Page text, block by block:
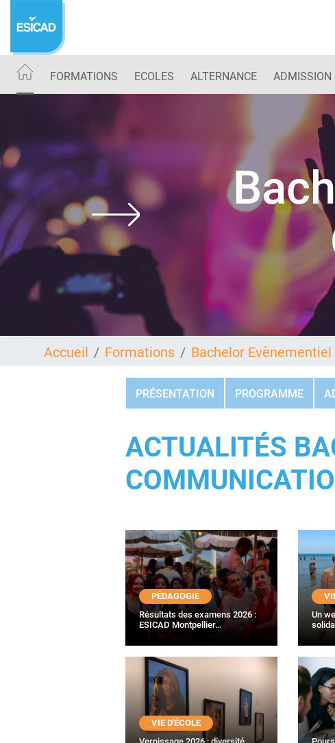
contenu
FORMATIONS ECOLES ALTERNANCE ADMISSION
Accueil Formations Bachelor
PRÉSENTATION PROGRAMME
ACTUALITÉS
PÉDAGOGIE
Résultats des examens 2026 :
ESICAD Montpellier…
Un
VIE D'ÉCOLE